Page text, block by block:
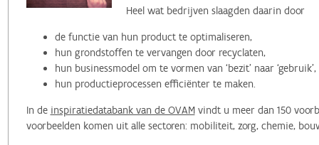
Heel wat bedrijven slaagden daarin door
de functie van hun product te optimaliseren,
hun grondstoffen te vervangen door recyclaten,
hun businessmodel om te vormen van ‘bezit’ naar
hun productieprocessen efficiënter te maken.
In de inspiratiedatabank van de OVAMvindt u meer dan 150
voorbeelden komen uit alle sectoren: mobiliteit, zorg, chemie,